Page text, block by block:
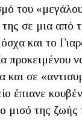
του
σε μια από
και το
προκειμένου
σε
έπιανε
μισό της ζωής